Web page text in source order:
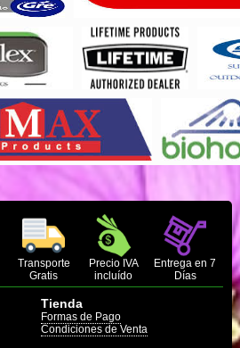
Transporte
Gratis
Precio IVA
incluído
Entrega en 7
Días
Tienda
Formas de Pago
Condiciones de Venta